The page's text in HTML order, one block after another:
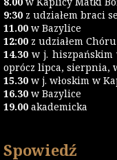
9:30 z udziałem braci
11.00 w Bazylice
12:00 z udziałem
14.30 w j. hiszpańskim
oprócz lipca, sierpnia,
15.30 w j. włoskim w
16.30 w Bazylice
19.00 akademicka
Spowiedź